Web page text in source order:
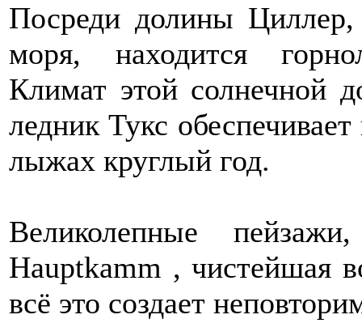
Посреди долины
моря, находится
Климат этой солнечной
ледник Тукс
лыжах круглый год.
Великолепные
Hauptkamm , чистейшая
всё это создает